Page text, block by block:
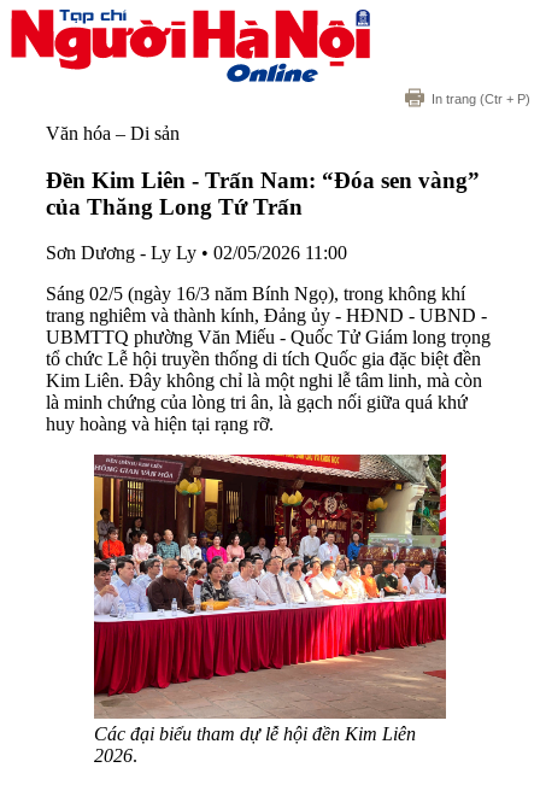
In trang (Ctr + P)
Văn hóa – Di sản
Đền Kim Liên - Trấn Nam: “Đóa sen vàng”
của Thăng Long Tứ Trấn
Sơn Dương - Ly Ly • 02/05/2026 11:00
Sáng 02/5 (ngày 16/3 năm Bính Ngọ), trong không khí
trang nghiêm và thành kính, Đảng ủy - HĐND - UBND -
UBMTTQ phường Văn Miếu - Quốc Tử Giám long trọng
tổ chức Lễ hội truyền thống di tích Quốc gia đặc biệt đền
Kim Liên. Đây không chỉ là một nghi lễ tâm linh, mà còn
là minh chứng của lòng tri ân, là gạch nối giữa quá khứ
huy hoàng và hiện tại rạng rỡ.
Các đại biểu tham dự lễ hội đền Kim Liên
2026.